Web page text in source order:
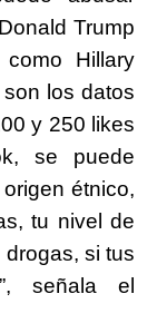
Trump
Hillary
los datos
y 250 likes
se puede
étnico,
tu nivel de
si tus
señala el